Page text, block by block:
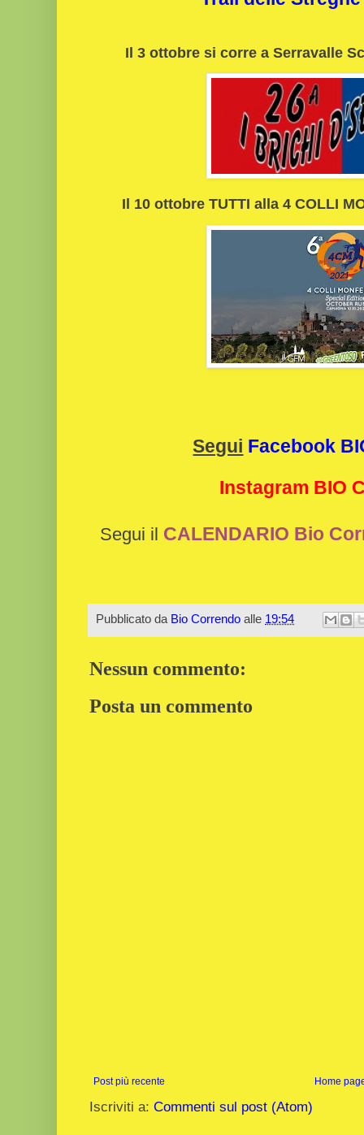
Il 3 ottobre si corre a Serravalle
Il 10 ottobre TUTTI alla 4 COLLI
Segui Facebook
Instagram BIO
Segui il CALENDARIO Bio
Pubblicato da Bio Correndo alle 19:54
Nessun commento:
Posta un commento
Post più recente Home
Iscriviti a: Commenti sul post (Atom)